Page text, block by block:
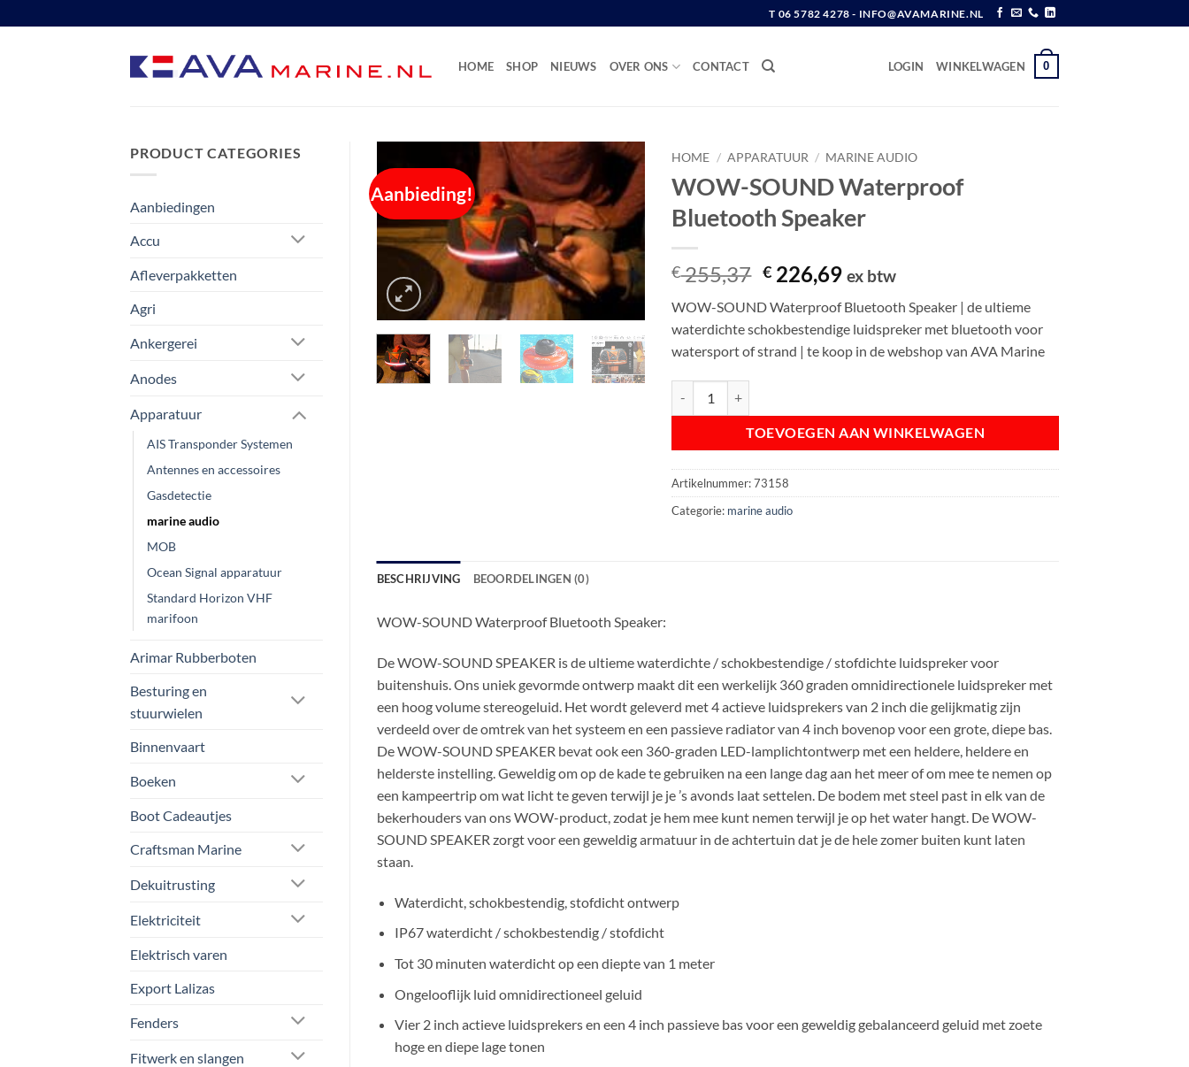
naar
T 06 5782 4278 - INFO@AVAMARINE.NL
HOME SHOP NIEUWS OVER ONS CONTACT LOGIN WINKELWAGEN 0
PRODUCT CATEGORIES
Aanbiedingen
Accu
Afleverpakketten
Agri
Ankergerei
Anodes
Apparatuur
AIS Transponder Systemen
Antennes en accessoires
Gasdetectie
marine audio
MOB
Ocean Signal apparatuur
Standard Horizon VHF
marifoon
Arimar Rubberboten
Besturing en
stuurwielen
Binnenvaart
Boeken
Boot Cadeautjes
Craftsman Marine
Dekuitrusting
Elektriciteit
Elektrisch varen
Export Lalizas
Fenders
Fitwerk en slangen
Aanbieding!
HOME / APPARATUUR / MARINE AUDIO
WOW-SOUND Waterproof
Bluetooth Speaker
€255,37 Oorspronkelijke
was:
€ 255,37.
€226,69Huidige
is:
€ 226,69.
ex btw
WOW-SOUND Waterproof Bluetooth Speaker | de ultieme
waterdichte schokbestendige luidspreker met bluetooth voor
watersport of strand | te koop in de webshop van AVA Marine
TOEVOEGEN AAN WINKELWAGEN
Artikelnummer:73158
Categorie: marine audio
BESCHRIJVING BEOORDELINGEN (0)
WOW-SOUND Waterproof Bluetooth Speaker:
De WOW-SOUND SPEAKER is de ultieme waterdichte / schokbestendige / stofdichte luidspreker voor
buitenshuis. Ons uniek gevormde ontwerp maakt dit een werkelijk 360 graden omnidirectionele luidspreker met
een hoog volume stereogeluid. Het wordt geleverd met 4 actieve luidsprekers van 2 inch die gelijkmatig zijn
verdeeld over de omtrek van het systeem en een passieve radiator van 4 inch bovenop voor een grote, diepe bas.
De WOW-SOUND SPEAKER bevat ook een 360-graden LED-lamplichtontwerp met een heldere, heldere en
helderste instelling. Geweldig om op de kade te gebruiken na een lange dag aan het meer of om mee te nemen op
een kampeertrip om wat licht te geven terwijl je je ’s avonds laat settelen. De bodem met steel past in elk van de
bekerhouders van ons WOW-product, zodat je hem mee kunt nemen terwijl je op het water hangt. De WOW-
SOUND SPEAKER zorgt voor een geweldig armatuur in de achtertuin dat je de hele zomer buiten kunt laten
staan.
Waterdicht, schokbestendig, stofdicht ontwerp
IP67 waterdicht / schokbestendig / stofdicht
Tot 30 minuten waterdicht op een diepte van 1 meter
Ongelooflijk luid omnidirectioneel geluid
Vier 2 inch actieve luidsprekers en een 4 inch passieve bas voor een geweldig gebalanceerd geluid met zoete
hoge en diepe lage tonen